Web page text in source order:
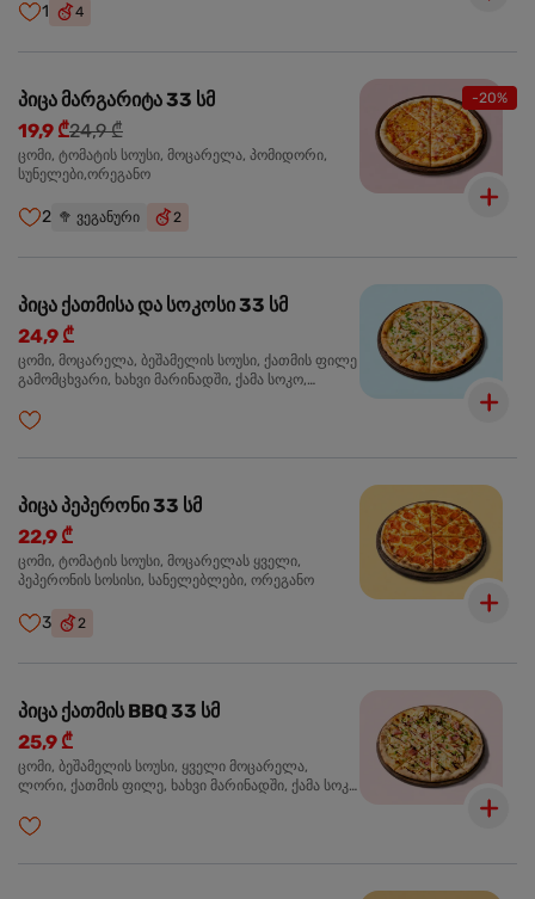
1 4
-20%
პიცა მარგარიტა 33 სმ
19,9 ₾24,9 ₾
ცომი, ტომატის სოუსი, მოცარელა, პომიდორი,
სუნელები,ორეგანო
2 🥦 ვეგანური 2
პიცა ქათმისა და სოკოსი 33 სმ
24,9 ₾
ცომი, მოცარელა, ბეშამელის სოუსი, ქათმის ფილე
გამომცხვარი, ხახვი მარინადში, ქამა სოკო,
პიცა პეპერონი 33 სმ
22,9 ₾
ცომი, ტომატის სოუსი, მოცარელას ყველი,
პეპერონის სოსისი, სანელებლები, ორეგანო
3 2
პიცა ქათმის BBQ 33 სმ
25,9 ₾
ცომი, ბეშამელის სოუსი, ყველი მოცარელა,
ლორი, ქათმის ფილე, ხახვი მარინადში, ქამა სოკო